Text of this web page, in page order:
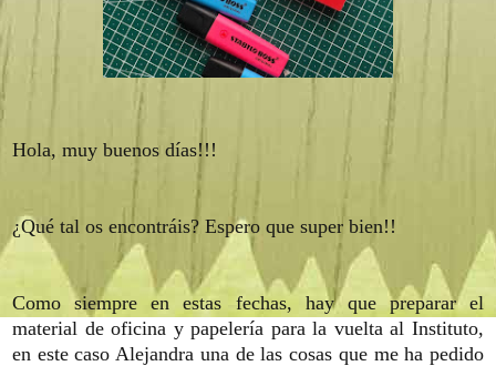
Hola, muy buenos días!!!
¿Qué tal os encontráis? Espero que super bien!!
Como siempre en estas fechas, hay que preparar el
material de oficina y papelería para la vuelta al Instituto,
en este caso Alejandra una de las cosas que me ha pedido